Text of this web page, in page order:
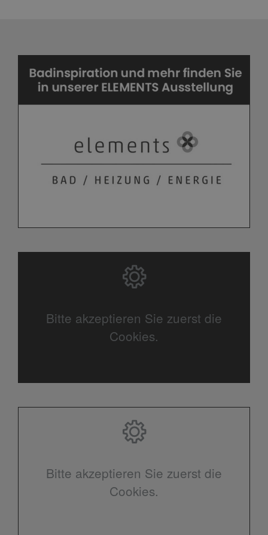
Bitte akzeptieren Sie zuerst die
Cookies.
Bitte akzeptieren Sie zuerst die
Cookies.